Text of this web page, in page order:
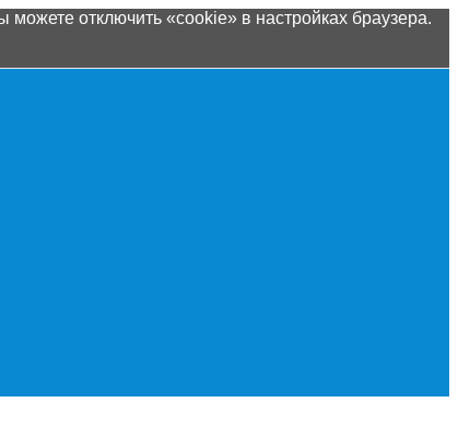
отключить «cookie» в настройках браузера.